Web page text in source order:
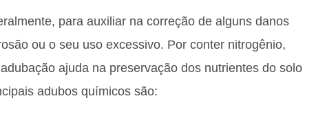
para auxiliar na correção de alguns danos
ou o seu uso excessivo. Por conter nitrogênio,
ajuda na preservação dos nutrientes do solo
adubos químicos são: